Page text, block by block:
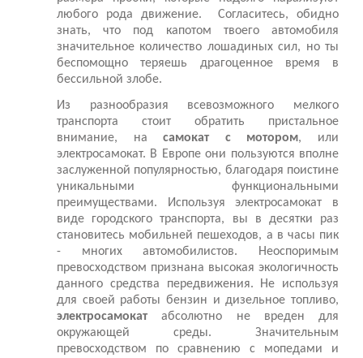
любого рода движение. Согласитесь, обидно
знать, что под капотом твоего автомобиля
значительное количество лошадиных сил, но ты
беспомощно теряешь драгоценное время в
бессильной злобе.
Из разнообразия всевозможного мелкого
транспорта стоит обратить пристальное
внимание, насамокат с мотором, или
электросамокат. В Европе они пользуются вполне
заслуженной популярностью, благодаря поистине
уникальными функциональными
преимуществами. Используя электросамокат в
виде городского транспорта, вы в десятки раз
становитесь мобильней пешеходов, а в часы пик
- многих автомобилистов. Неоспоримым
превосходством признана высокая экологичность
данного средства передвижения. Не используя
для своей работы бензин и дизельное топливо,
электросамокат абсолютно не вреден для
окружающей среды. Значительным
превосходством по сравнению с мопедами и